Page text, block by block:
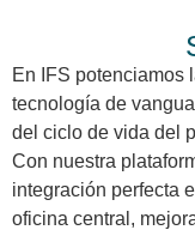
En IFS potenciamos
tecnología de
del ciclo de vida del
Con nuestra
integración perfecta
oficina central,